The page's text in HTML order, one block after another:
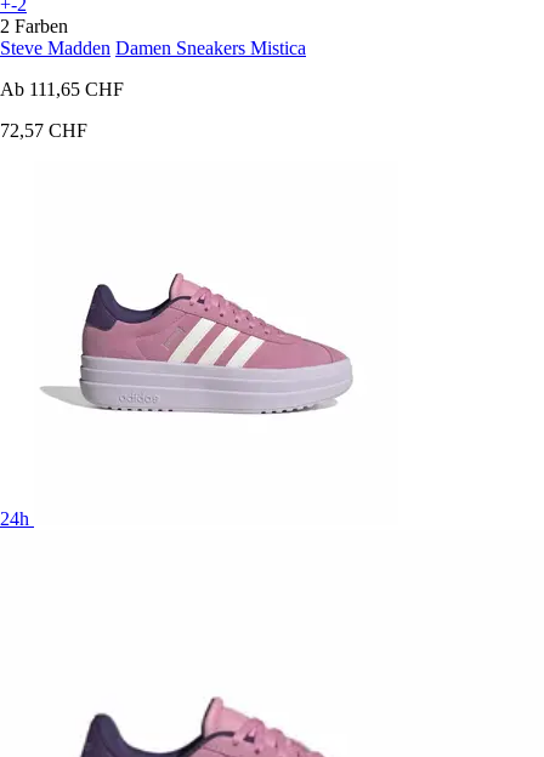
2 Farben
Steve Madden Damen Sneakers Mistica
Ab 111,65 CHF
72,57 CHF
24h